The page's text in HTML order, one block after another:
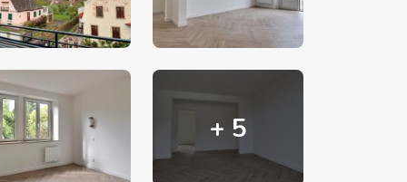
+ 5